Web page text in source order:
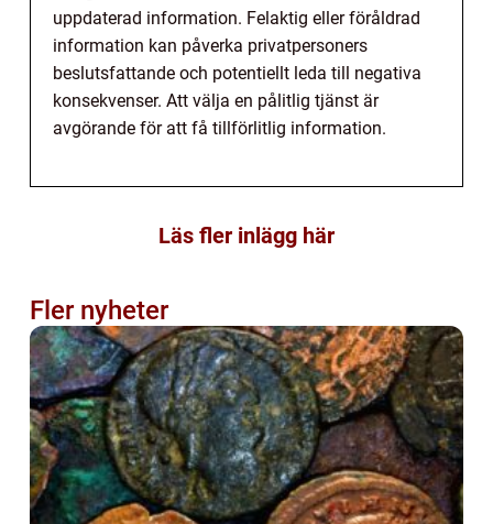
uppdaterad information. Felaktig eller föråldrad
information kan påverka privatpersoners
beslutsfattande och potentiellt leda till negativa
konsekvenser. Att välja en pålitlig tjänst är
avgörande för att få tillförlitlig information.
Läs fler inlägg här
Fler nyheter